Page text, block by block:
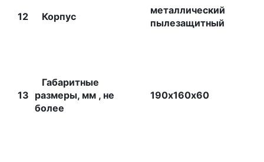
12 Корпус
металлический
пылезащитный
13
Габаритные
размеры, мм , не
более
190х160х60